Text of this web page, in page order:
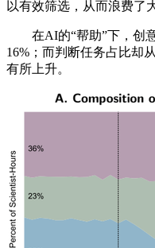
以有效筛选，从而浪费了
在AI的“帮助”下，创意
16%；而判断任务占比却
有所上升。